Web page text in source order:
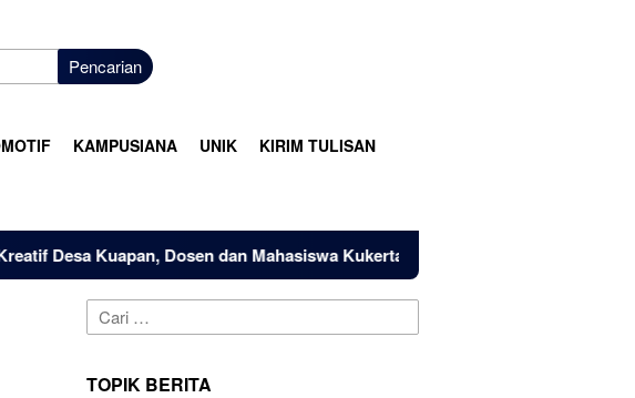
Pencarian
KAMPUSIANA UNIK KIRIM TULISAN
Desa Kuapan, Dosen dan Mahasiswa Kukerta Universitas Riau Serahkan
Cari
untuk:
TOPIK BERITA